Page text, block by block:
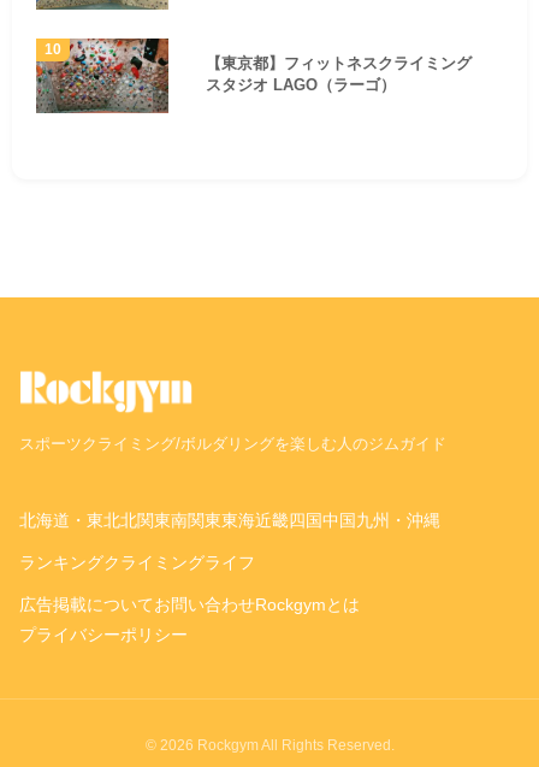
【東京都】フィットネスクライミング
スタジオ LAGO（ラーゴ）
スポーツクライミング/ボルダリングを楽しむ人のジムガイド
北海道・東北北関東南関東東海近畿四国中国九州・沖縄
ランキングクライミングライフ
広告掲載についてお問い合わせRockgymとは
プライバシーポリシー
© 2026 Rockgym All Rights Reserved.